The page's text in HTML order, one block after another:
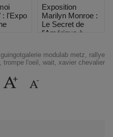
: l'Expo
Exposition
Marilyn Monroe :
Le Secret de
l'Amérique à
modulab metz
rallye
trompe l'oeil wait xavier chevalier